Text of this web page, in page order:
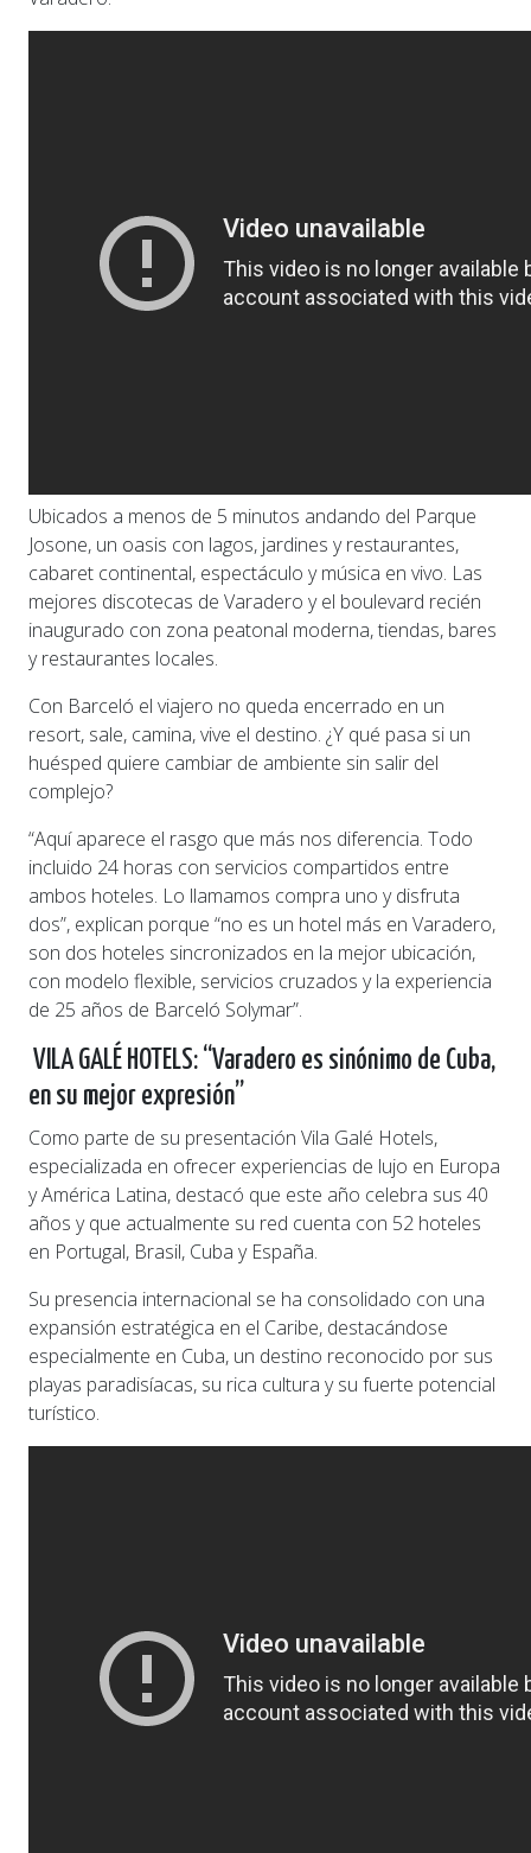
Ubicados a menos de 5 minutos andando del Parque
Josone, un oasis con lagos, jardines y restaurantes,
cabaret continental, espectáculo y música en vivo. Las
mejores discotecas de Varadero y el boulevard recién
inaugurado con zona peatonal moderna, tiendas, bares
y restaurantes locales.
Con Barceló el viajero no queda encerrado en un
resort, sale, camina, vive el destino. ¿Y qué pasa si un
huésped quiere cambiar de ambiente sin salir del
complejo?
“Aquí aparece el rasgo que más nos diferencia. Todo
incluido 24 horas con servicios compartidos entre
ambos hoteles. Lo llamamos compra uno y disfruta
dos”, explican porque “no es un hotel más en Varadero,
son dos hoteles sincronizados en la mejor ubicación,
con modelo flexible, servicios cruzados y la experiencia
de 25 años de Barceló Solymar”.
VILA GALÉ HOTELS: “Varadero es sinónimo de Cuba,
en su mejor expresión”
Como parte de su presentación Vila Galé Hotels,
especializada en ofrecer experiencias de lujo en Europa
y América Latina, destacó que este año celebra sus 40
años y que actualmente su red cuenta con 52 hoteles
en Portugal, Brasil, Cuba y España.
Su presencia internacional se ha consolidado con una
expansión estratégica en el Caribe, destacándose
especialmente en Cuba, un destino reconocido por sus
playas paradisíacas, su rica cultura y su fuerte potencial
turístico.